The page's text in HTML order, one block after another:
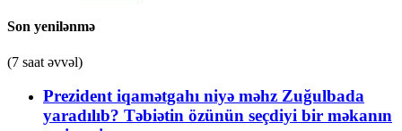
Son yenilənmə
(7 saat əvvəl)
Prezident iqamətgahı niyə məhz Zuğulbada
yaradılıb? Təbiətin özünün seçdiyi bir məkanın